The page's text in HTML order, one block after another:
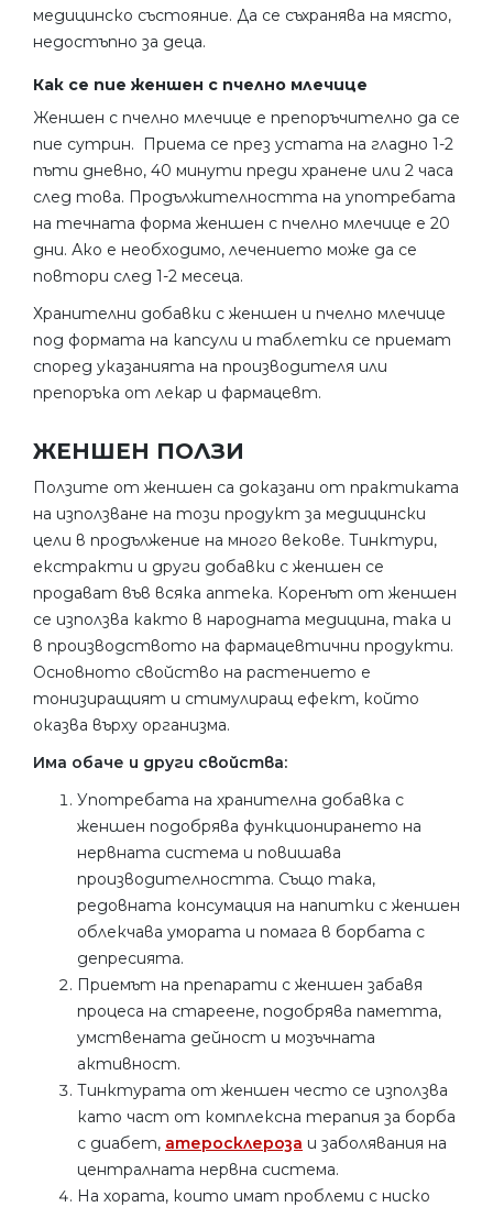
медицинско състояние. Да се ​​съхранява на място,
недостъпно за деца.
Как се пие женшен с пчелно млечице
Женшен с пчелно млечице е препоръчително да се
пие сутрин. Приема се през устата на гладно 1-2
пъти дневно, 40 минути преди хранене или 2 часа
след това. Продължителността на употребата
на течната форма женшен с пчелно млечице е 20
дни. Ако е необходимо, лечението може да се
повтори след 1-2 месеца.
Хранителни добавки с женшен и пчелно млечице
под формата на капсули и таблетки се приемат
според указанията на производителя или
препоръка от лекар и фармацевт.
ЖЕНШЕН ПОЛЗИ
Ползите от женшен са доказани от практиката
на използване на този продукт за медицински
цели в продължение на много векове. Тинктури,
екстракти и други добавки с женшен се
продават във всяка аптека. Коренът от женшен
се използва както в народната медицина, така и
в производството на фармацевтични продукти.
Основното свойство на растението е
тонизиращият и стимулиращ ефект, който
оказва върху организма.
Има обаче и други свойства:
Употребата на хранителна добавка с
женшен подобрява функционирането на
нервната система и повишава
производителността. Също така,
редовната консумация на напитки с женшен
облекчава умората и помага в борбата с
депресията.
Приемът на препарати с женшен забавя
процеса на стареене, подобрява паметта,
умствената дейност и мозъчната
активност.
Тинктурата от женшен често се използва
като част от комплексна терапия за борба
с диабет, атеросклероза и заболявания на
централната нервна система.
На хората, които имат проблеми с ниско